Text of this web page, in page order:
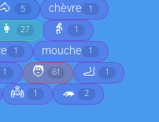
5 chèvre 1
👩 27 👵 1
1 mouche 1
1 🧑 61 🦶 1
👼 1 🦔 2